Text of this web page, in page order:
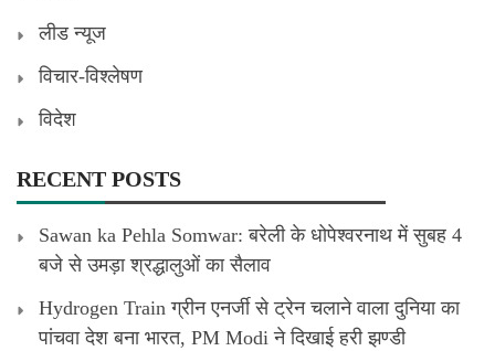
लीड न्यूज
विचार-विश्लेषण
विदेश
RECENT POSTS
Sawan ka Pehla Somwar: बरेली के धोपेश्वरनाथ में सुबह 4
बजे से उमड़ा श्रद्धालुओं का सैलाव
Hydrogen Train ग्रीन एनर्जी से ट्रेन चलाने वाला दुनिया का
पांचवा देश बना भारत, PM Modi ने दिखाई हरी झण्डी